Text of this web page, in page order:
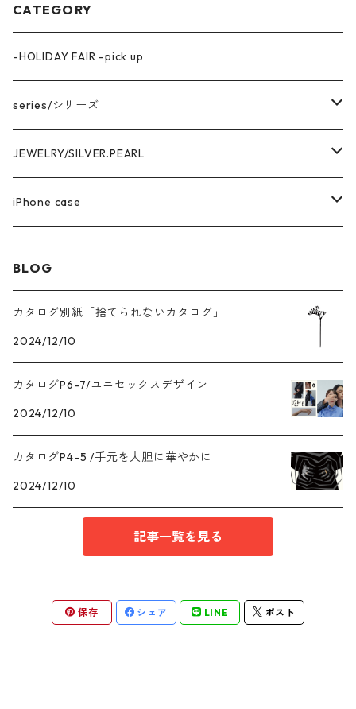
CATEGORY
-HOLIDAY FAIR -pick up
series/シリーズ
中空構造デザイン
marina series/マリーナシリーズ
enren series/エンレン シリーズ
getsumen series/月面シリーズ
PEARL /パール
Tahiti pearl /タヒチパール
EN series/エンシリーズ
baroque pearl /バロックパール
JEWELRY/SILVER.PEARL
PIRCE & EARRNG
PEARL
BRACELET
iPhone case
iPhone12series
BLOG
カタログ別紙「捨てられないカタログ」
2024/12/10
カタログP6-7/ユニセックスデザイン
2024/12/10
カタログP4-5 /手元を大胆に華やかに
2024/12/10
記事一覧を見る
保存 シェア LINE ポスト